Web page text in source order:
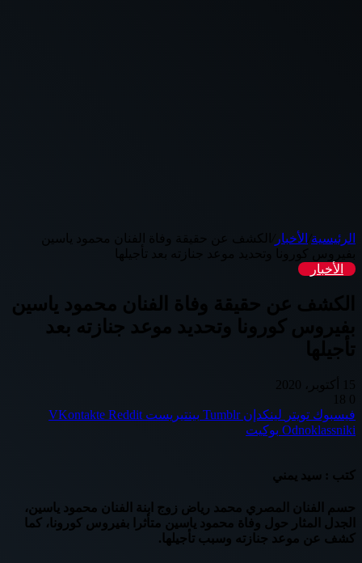
الرئيسية الأخبار
الكشف عن حقيقة وفاة الفنان محمود ياسين
بفيروس كورونا وتحديد موعد جنازته بعد تأجيلها
الأخبار
الكشف عن حقيقة وفاة الفنان محمود ياسين
بفيروس كورونا وتحديد موعد جنازته بعد
فيسبوك تويتر لينكدإن بينتيريست
Odnoklassniki بوكيت
كتب : سيد يمني
حسم الفنان المصري محمد رياض زوج ابنة الفنان محمود ياسين،
الجدل المثار حول وفاة محمود ياسين متأثرا بفيروس كورونا، كما
كشف عن موعد جنازته وسبب تأجيلها.